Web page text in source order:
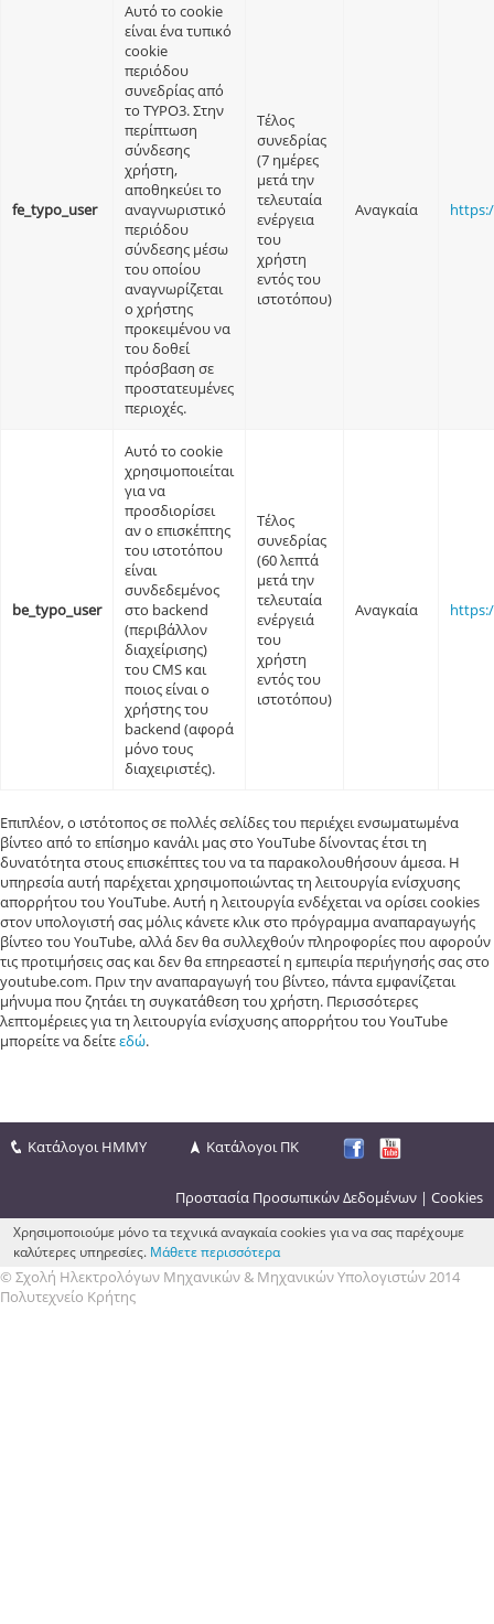
fe_typo_user
Αυτό το cookie
είναι ένα τυπικό
cookie
περιόδου
συνεδρίας από
το TYPO3. Στην
περίπτωση
σύνδεσης
χρήστη,
αποθηκεύει το
αναγνωριστικό
περιόδου
σύνδεσης μέσω
του οποίου
αναγνωρίζεται
ο χρήστης
προκειμένου να
του δοθεί
πρόσβαση σε
προστατευμένες
περιοχές.
Τέλος
συνεδρίας
(7 ημέρες
μετά την
τελευταία
ενέργεια
του
χρήστη
εντός του
ιστοτόπου)
Αναγκαία
be_typo_user
Αυτό το cookie
χρησιμοποιείται
για να
προσδιορίσει
αν ο επισκέπτης
του ιστοτόπου
είναι
συνδεδεμένος
στο backend
(περιβάλλον
διαχείρισης)
του CMS και
ποιος είναι ο
χρήστης του
backend (αφορά
μόνο τους
διαχειριστές).
Τέλος
συνεδρίας
(60 λεπτά
μετά την
τελευταία
ενέργειά
του
χρήστη
εντός του
ιστοτόπου)
Αναγκαία
Επιπλέον, ο ιστότοπος σε πολλές σελίδες του περιέχει ενσωματωμένα
βίντεο από το επίσημο κανάλι μας στο YouTube δίνοντας έτσι τη
δυνατότητα στους επισκέπτες του να τα παρακολουθήσουν άμεσα. Η
υπηρεσία αυτή παρέχεται χρησιμοποιώντας τη λειτουργία ενίσχυσης
απορρήτου του YouTube. Αυτή η λειτουργία ενδέχεται να ορίσει cookies
στον υπολογιστή σας μόλις κάνετε κλικ στο πρόγραμμα αναπαραγωγής
βίντεο του YouTube, αλλά δεν θα συλλεχθούν πληροφορίες που αφορούν
τις προτιμήσεις σας και δεν θα επηρεαστεί η εμπειρία περιήγησής σας στο
youtube.com. Πριν την αναπαραγωγή του βίντεο, πάντα εμφανίζεται
μήνυμα που ζητάει τη συγκατάθεση του χρήστη. Περισσότερες
λεπτομέρειες για τη λειτουργία ενίσχυσης απορρήτου του YouTube
μπορείτε να δείτεεδώ.
Κατάλογοι ΗΜΜΥ Κατάλογοι ΠΚ
Προστασία Προσωπικών Δεδομένων | Cookies
Χρησιμοποιούμε μόνο τα τεχνικά αναγκαία cookies για να σας παρέχουμε
καλύτερες υπηρεσίες. Μάθετε περισσότερα
© Σχολή Ηλεκτρολόγων Μηχανικών & Μηχανικών Υπολογιστών 2014
Πολυτεχνείο Κρήτης